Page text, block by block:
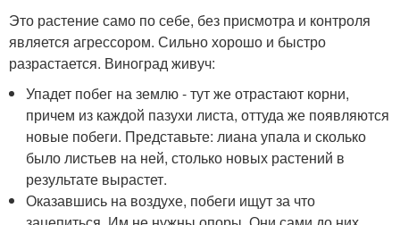
Это растение само по себе, без присмотра и контроля
является агрессором. Сильно хорошо и быстро
разрастается. Виноград живуч:
Упадет побег на землю - тут же отрастают корни,
причем из каждой пазухи листа, оттуда же появляются
новые побеги. Представьте: лиана упала и сколько
было листьев на ней, столько новых растений в
результате вырастет.
Оказавшись на воздухе, побеги ищут за что